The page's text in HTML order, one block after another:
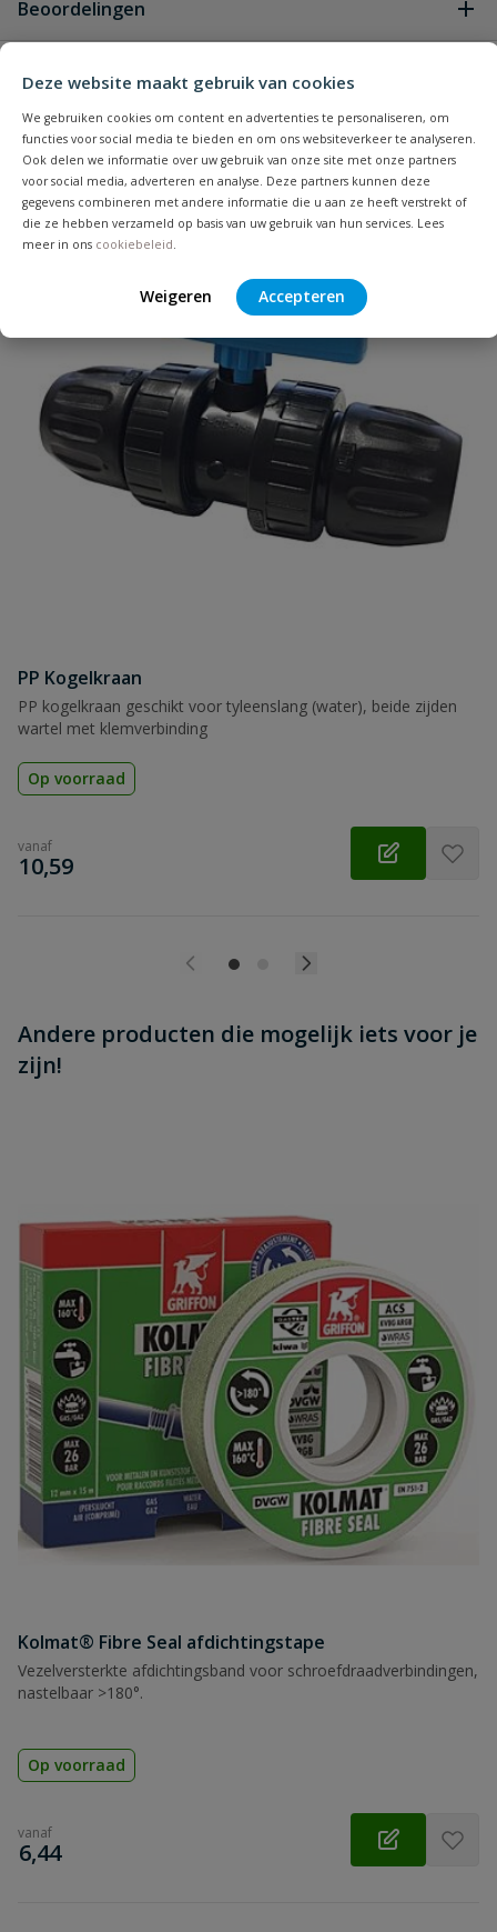
Deze website maakt gebruik van cookies
We gebruiken cookies om content en advertenties te personaliseren, om
functies voor social media te bieden en om ons websiteverkeer te analyseren.
Ook delen we informatie over uw gebruik van onze site met onze partners
voor social media, adverteren en analyse. Deze partners kunnen deze
gegevens combineren met andere informatie die u aan ze heeft verstrekt of
die ze hebben verzameld op basis van uw gebruik van hun services. Lees
meer in ons cookiebeleid.
Weigeren Accepteren
Heb je zelf ook een vraag over
Beoordelingen
Je beoordeelt:VDL tyleen knie 90° binnendraad 25
mm x 1''
Uw waardering:
Naam
Samenvatting
Beoordeling versturen
Bijpassende producten
PP Kogelkraan
PP kogelkraan geschikt voor tyleenslang (water), beide zijden
wartel met klemverbinding
Op voorraad
vanaf
€
10,59
Andere producten die mogelijk iets voor je
zijn!
Kolmat® Fibre Seal afdichtingstape
Vezelversterkte afdichtingsband voor schroefdraadverbindingen,
nastelbaar >180°.
Op voorraad
vanaf
€
6,44